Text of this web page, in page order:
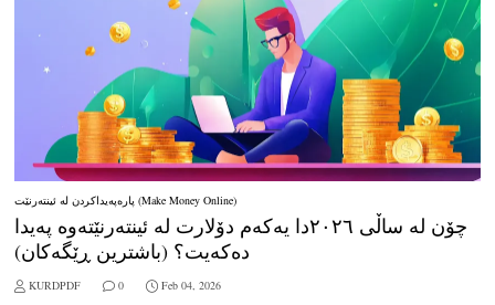
پارەپەیداکردن لە ئینتەرنێت (Make Money Online)
چۆن لە ساڵی ٢٠٢٦دا یەکەم دۆلارت لە ئینتەرنێتەوە پەیدا
دەکەیت؟ (باشترین ڕێگەکان)
KURDPDF 0 Feb 04, 2026